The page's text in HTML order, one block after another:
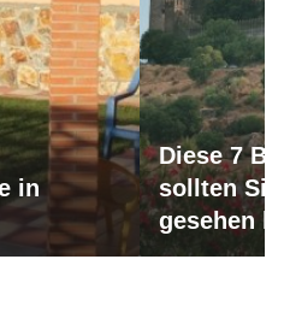
in
Diese 7
sollten
gesehen